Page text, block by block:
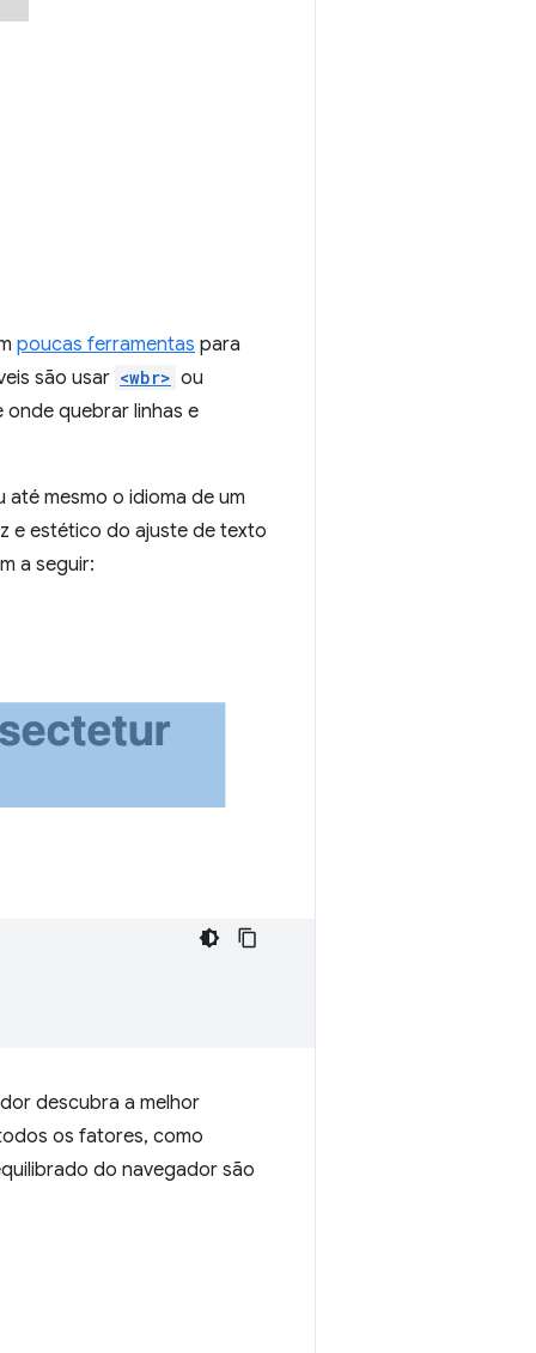
poucas ferramentas para
são usar <wbr> ou
quebrar linhas e
mesmo o idioma de um
e estético do ajuste de texto
a seguir:
descubra a melhor
os fatores, como
do navegador são